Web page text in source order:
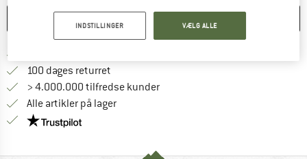
100 dages returret
> 4.000.000 tilfredse kunder
Alle artikler på lager
Vi er Trustpilot-certificeret - oplysningerne får du
INDSTILLINGER VÆLG ALLE